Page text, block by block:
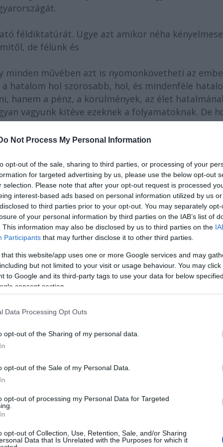
Not Process My Personal Information
opt-out of the sale, sharing to third parties, or processing of your
for targeted advertising by us, please use the below opt-out
selection. Please note that after your opt-out request is processed
interest-based ads based on personal information utilized by us
to third parties prior to your opt-out. You may separately
of your personal information by third parties on the IAB’s list of
This information may also be disclosed by us to third parties on the
Participants that may further disclose it to other third parties.
that this website/app uses one or more Google services and may
but not limited to your visit or usage behaviour. You may
to Google and its third-party tags to use your data for below
consent section.
Data Processing Opt Outs
opt-out of the Sharing of my personal data.
opt-out of the Sale of my Personal Data.
opt-out of processing my Personal Data for Targeted
opt-out of Collection, Use, Retention, Sale, and/or Sharing
Data that Is Unrelated with the Purposes for which it
féldiktatúrát. Ugye azt amikor néha
de félünk és
minden művében azt is nyomonkövetheti az
hatalom hol szorosabb, hol, és mindenféle
hanem a pénz, a körülmények, az élet
vagyunk kitéve ezeknek a folyamatoknak. De
regényben egy fantasztikus öregkori szerelem
párját nagyon nehezen lehet találni a magyar
ez a díj a legnemesebb nemzeti
adhat okot. Azon túl örömet szerezhet
ezekkel a művekkel.
ennek az irodalmi Nobel díjnak az olvasásra
biztos, hogy Kertész Imre iránt tömeges lesz az
irodalom iránt is megnövekszik. Hiszen az
és az internetet, a kompjutert említsem
helyzetben. Egy ilyen Nobel díj, amely a nemzeti
könyveket vegyenek?
pillanatok alatt,
hogy igen és voltaképpen azt kell mondanom,
ez a kicsi remény, egy kicsit nagyobb
az élményen keresztül vagy a
valamelyik Kertész Imre műre esetleg
adhatja föl, mert akkor be kellene csukni a
köszönöm szépen, viszonthallásra.